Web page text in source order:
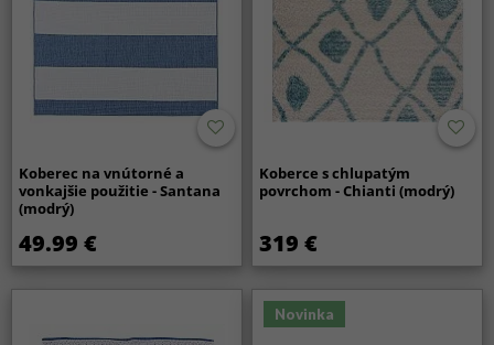
Koberec na vnútorné a
vonkajšie použitie - Santana
(modrý)
49.99 €
Koberce s chlupatým
povrchom - Chianti (modrý)
319 €
Novinka